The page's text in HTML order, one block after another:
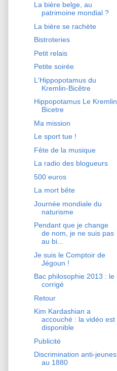
La bière belge, au
patrimoine mondial ?
La bière se rachète
Bistroteries
Petit relais
Petite soirée
L'Hippopotamus du
Kremlin-Bicêtre
Hippopotamus Le Kremlin
Bicetre
Ma mission
Le sport tue !
Fête de la musique
La radio des blogueurs
500 euros
La mort bête
Journée mondiale du
naturisme
Pendant que je change
de nom, je ne suis pas
au bi...
Je suis le Comptoir de
Jégoun !
Bac philosophie 2013 : le
corrigé
Retour
Kim Kardashian a
accouché : la vidéo est
disponible
Publicité
Discrimination anti-jeunes
au 1880